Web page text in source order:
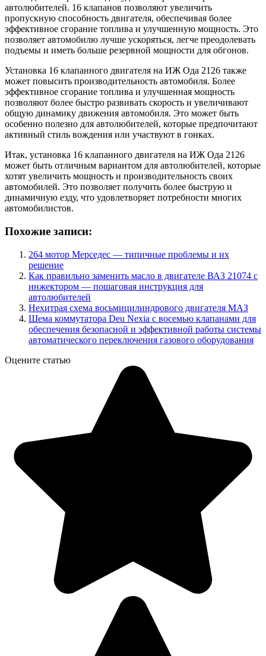
автолюбителей. 16 клапанов позволяют увеличить
пропускную способность двигателя, обеспечивая более
эффективное сгорание топлива и улучшенную мощность. Это
позволяет автомобилю лучше ускоряться, легче преодолевать
подъемы и иметь больше резервной мощности для обгонов.
Установка 16 клапанного двигателя на ИЖ Ода 2126 также
может повысить производительность автомобиля. Более
эффективное сгорание топлива и улучшенная мощность
позволяют более быстро развивать скорость и увеличивают
общую динамику движения автомобиля. Это может быть
особенно полезно для автолюбителей, которые предпочитают
активный стиль вождения или участвуют в гонках.
Итак, установка 16 клапанного двигателя на ИЖ Ода 2126
может быть отличным вариантом для автолюбителей, которые
хотят увеличить мощность и производительность своих
автомобилей. Это позволяет получить более быструю и
динамичную езду, что удовлетворяет потребности многих
автомобилистов.
Похожие записи:
264 мотор Мерседес — типичные проблемы и их
решение
Как правильно заменить масло в двигателе ВАЗ 21074 с
инжектором — пошаговая инструкция для
автолюбителей
Нехитрая схема восьмицилиндрового двигателя МАЗ
Шема коммутатора Deu Nexia с восемью клапанами для
обеспечения безопасной и эффективной работы системы
автоматического переключения газового оборудования
Оцените статью